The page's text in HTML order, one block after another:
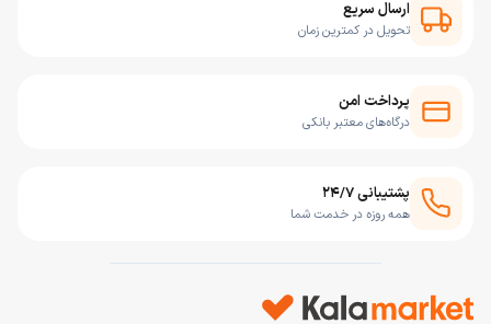
ارسال سریع
تحویل در کمترین زمان
پرداخت امن
درگاه‌های معتبر بانکی
پشتیبانی ۲۴/۷
همه روزه در خدمت شما